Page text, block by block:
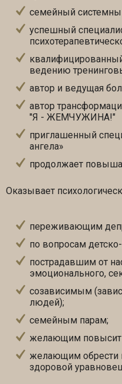
семейный
успешный
ведению
автор и ведущая
автор
"Я - ЖЕМЧУЖИНА!"
приглашенный
ангела»
продолжает
Оказывает
переживающим
по вопросам
пострадавшим от
эмоционального,
созависимым
людей);
семейным парам;
желающим
желающим обрести
здоровой